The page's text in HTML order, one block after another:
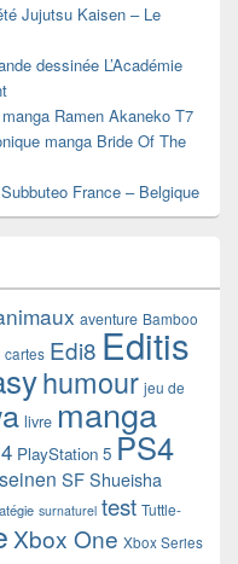
Jujutsu Kaisen – Le
dessinée L’Académie
Ramen Akaneko T7
manga Bride Of The
France – Belgique
aventure Bamboo
cartes Edi8 Editis
humour jeu de
livre manga
PlayStation 5 PS4
seinen SF Shueisha
surnaturel test Tuttle-
Xbox One Xbox Series